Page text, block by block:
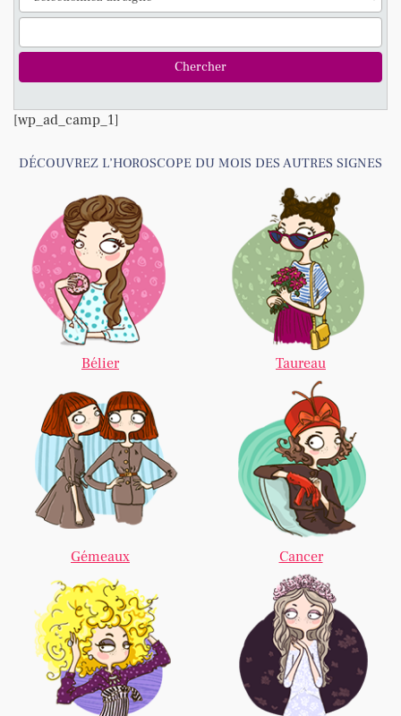
[wp_ad_camp_1]
DÉCOUVREZ L’HOROSCOPE DU MOIS DES AUTRES SIGNES
Bélier Taureau
Gémeaux Cancer